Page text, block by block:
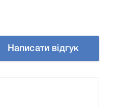
Написати відгук